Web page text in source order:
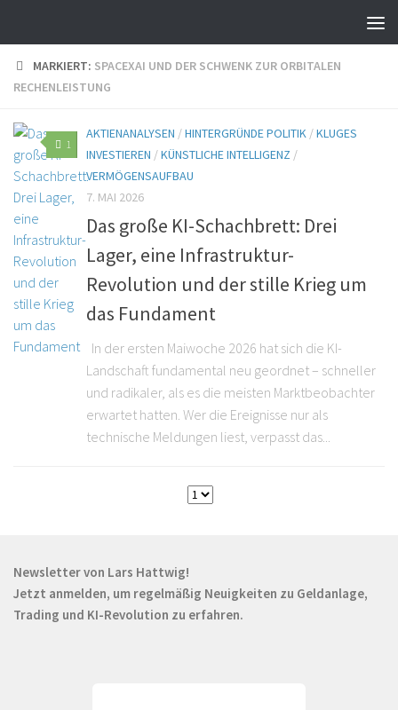
MARKIERT: SPACEXAI UND DER SCHWENK ZUR ORBITALEN
RECHENLEISTUNG
1
AKTIENANALYSEN /HINTERGRÜNDE POLITIK /KLUGES
INVESTIEREN /KÜNSTLICHE INTELLIGENZ /
VERMÖGENSAUFBAU
7. MAI 2026
Das große KI-Schachbrett: Drei
Lager, eine Infrastruktur-
Revolution und der stille Krieg um
das Fundament
In der ersten Maiwoche 2026 hat sich die KI-
Landschaft fundamental neu geordnet – schneller
und radikaler, als es die meisten Marktbeobachter
erwartet hatten. Wer die Ereignisse nur als
technische Meldungen liest, verpasst das...
Newsletter von Lars Hattwig!
Jetzt anmelden, um regelmäßig Neuigkeiten zu Geldanlage,
Trading und KI-Revolution zu erfahren.